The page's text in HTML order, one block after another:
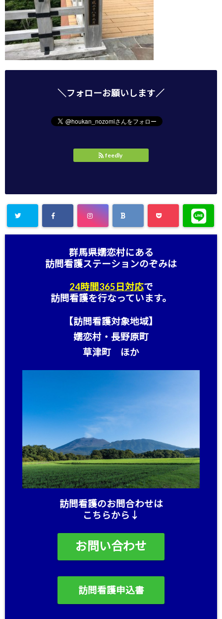
＼フォローお願いします／
feedly
群馬県嬬恋村にある
訪問看護ステーションのぞみは
24時間365日対応で
訪問看護を行なっています。
【訪問看護対象地域】
嬬恋村・長野原町
草津町 ほか
訪問看護のお問合わせは
こちらから↓
お問い合わせ
訪問看護申込書